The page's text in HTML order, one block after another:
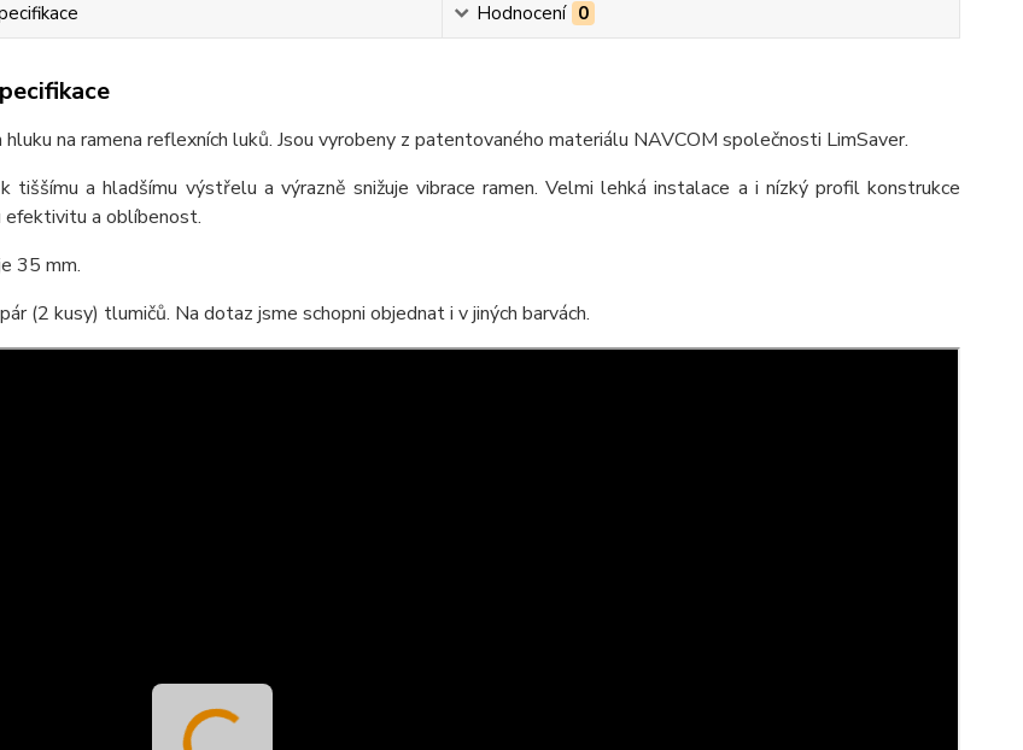
Hodnocení 0
hluku na ramena reflexních luků. Jsou vyrobeny z patentovaného materiálu NAVCOM společnosti LimSaver.
tiššímu a hladšímu výstřelu a výrazně snižuje vibrace ramen. Velmi lehká instalace a i nízký profil konstrukce
efektivitu a oblíbenost.
35 mm.
(2 kusy) tlumičů. Na dotaz jsme schopni objednat i v jiných barvách.